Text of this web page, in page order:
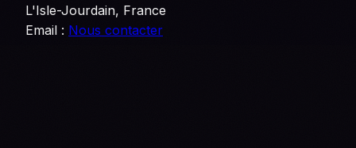
L'Isle-Jourdain, France
Email : Nous contacter